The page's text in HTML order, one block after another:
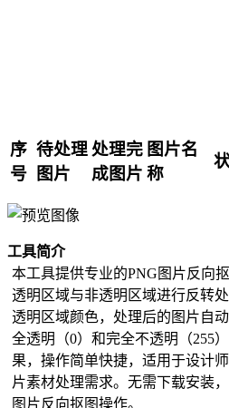
图片等比例放大
图片尺寸缩小
图片批量复制
图像垂直翻转
图像方向调整
图片添加边框
证件照尺寸修改
黑白版画
图片圆角
PNG反向抠图
序
号
待处理
图片
处理完
成图片
图片名
称
工具简介
本工具提供专业的PNG图片反向
透明区域与非透明区域进行反转
透明区域颜色，处理后的图片自
全透明（0）和完全不透明（255
果，操作简单快捷，适用于设计
片素材处理需求。无需下载安装
图片反向抠图操作。